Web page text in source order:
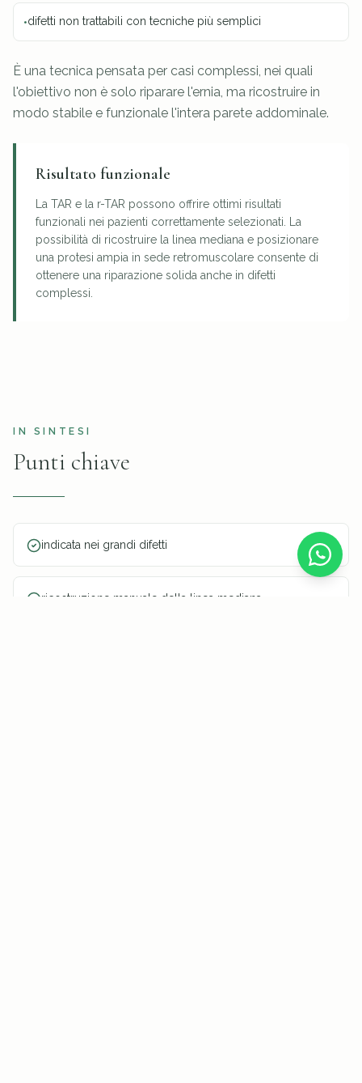
•difetti non trattabili con tecniche più semplici
È una tecnica pensata per casi complessi, nei quali
l'obiettivo non è solo riparare l'ernia, ma ricostruire in
modo stabile e funzionale l'intera parete addominale.
Risultato funzionale
La TAR e la r-TAR possono offrire ottimi risultati
funzionali nei pazienti correttamente selezionati. La
possibilità di ricostruire la linea mediana e posizionare
una protesi ampia in sede retromuscolare consente di
ottenere una riparazione solida anche in difetti
complessi.
IN SINTESI
Punti chiave
indicata nei grandi difetti
ricostruzione manuale della linea mediana